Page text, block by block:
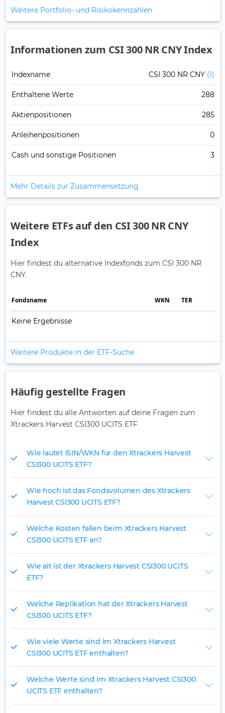
Weitere Portfolio- und Risikokennzahlen
Informationen zum CSI 300 NR CNY Index
Indexname CSI 300 NR CNY (1)
Enthaltene Werte 288
Aktienpositionen 285
Anleihenpositionen 0
Cash und sonstige Positionen 3
Mehr Details zur Zusammensetzung
Weitere ETFs auf den CSI 300 NR CNY
Index
Hier findest du alternative Indexfonds zum CSI 300 NR
CNY.
Fonds­name WKN TER
Keine Ergebnisse
Weitere Produkte in der ETF-Suche
Häufig gestellte Fragen
Hier findest du alle Antworten auf deine Fragen zum
Xtrackers Harvest CSI300 UCITS ETF
Wie lautet ISIN/WKN für den Xtrackers Harvest
CSI300 UCITS ETF?
Wie hoch ist das Fondsvolumen des Xtrackers
Harvest CSI300 UCITS ETF?
Welche Kosten fallen beim Xtrackers Harvest
CSI300 UCITS ETF an?
Wie alt ist der Xtrackers Harvest CSI300 UCITS
ETF?
Welche Replikation hat der Xtrackers Harvest
CSI300 UCITS ETF?
Wie viele Werte sind im Xtrackers Harvest
CSI300 UCITS ETF enthalten?
Welche Werte sind im Xtrackers Harvest CSI300
UCITS ETF enthalten?